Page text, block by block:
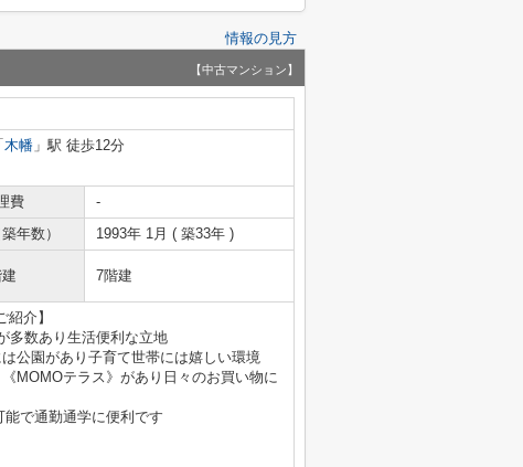
情報の見方
【中古マンション】
木幡 」駅 徒歩12分
費
-
年数） 1993年 1月 ( 築33年 )
7階建
介】
多数あり生活便利な立地
公園があり子育て世帯には嬉しい環境
MOMOテラス》があり日々のお買い物に
で通勤通学に便利です